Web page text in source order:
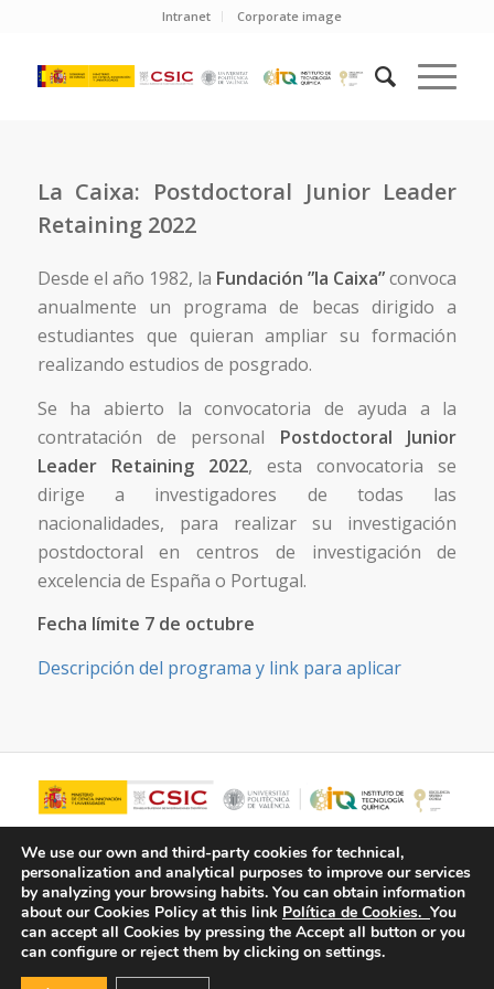
Intranet Corporate image
La Caixa: Postdoctoral Junior Leader
Retaining 2022
Desde el año 1982, la Fundación ”la Caixa”convoca
anualmente un programa de becas dirigido a
estudiantes que quieran ampliar su formación
realizando estudios de posgrado.
Se ha abierto la convocatoria de ayuda a la
contratación de personal Postdoctoral Junior
Leader Retaining 2022, esta convocatoria se
dirige a investigadores de todas las
nacionalidades, para realizar su investigación
postdoctoral en centros de investigación de
excelencia de España o Portugal.
Fecha límite 7 de octubre
Descripción del programa y link para aplicar
We use our own and third-party cookies for technical,
personalization and analytical purposes to improve our services
by analyzing your browsing habits. You can obtain information
about our Cookies Policy at this link Política de Cookies. You
can accept all Cookies by pressing the Accept all button or you
can configure or reject them by clicking on settings.